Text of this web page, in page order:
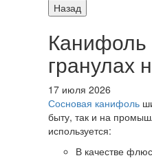
Назад
Канифоль
гранулах
17 июля 2026
Сосновая канифоль
быту, так и на
используется:
В качестве